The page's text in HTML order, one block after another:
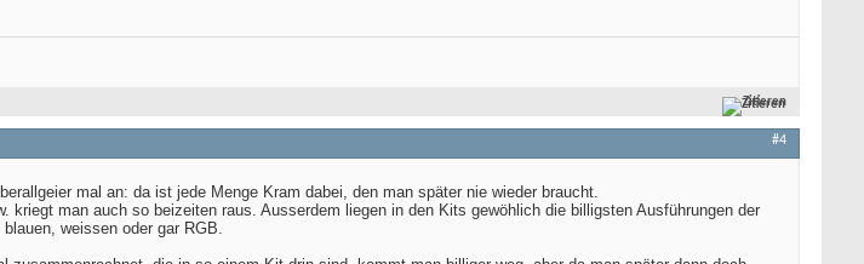
Zitieren
#4
mal an: da ist jede Menge Kram dabei, den man später nie wieder braucht.
kriegt man auch so beizeiten raus. Ausserdem liegen in den Kits gewöhlich die billigsten Ausführungen der
weissen oder gar RGB.